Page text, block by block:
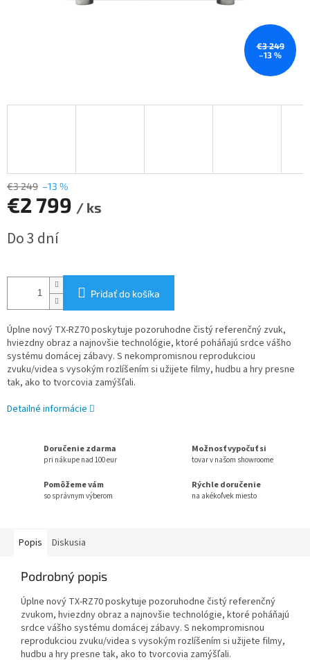
€3 249
–13 %
€3 249 –13 %
€2 799 / ks
cena:
Do 3 dní
Pridať do košíka
Úplne nový TX-RZ70 poskytuje pozoruhodne čistý referenčný zvuk,
hviezdny obraz a najnovšie technológie, ktoré poháňajú srdce vášho
systému domácej zábavy. S nekompromisnou reprodukciou
zvuku/videa s vysokým rozlíšením si užijete filmy, hudbu a hry presne
tak, ako to tvorcovia zamýšľali.
Detailné informácie
Doručenie zdarma
pri nákupe nad 100 eur
Možnosť vypočuť si
tovar v našom showroome
Pomôžeme vám
so správnym výberom
Rýchle doručenie
na akékoľvek miesto
Popis Diskusia
Podrobný popis
Úplne nový TX-RZ70 poskytuje pozoruhodne čistý referenčný
zvukom, hviezdny obraz a najnovšie technológie, ktoré poháňajú
srdce vášho systému domácej zábavy. S nekompromisnou
reprodukciou zvuku/videa s vysokým rozlíšením si užijete filmy,
hudbu a hry presne tak, ako to tvorcovia zamýšľali.